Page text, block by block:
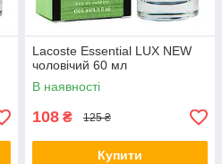
Lacoste Essential LUX NEW
чоловічий 60 мл
В наявності
108 ₴ 125 ₴
Купити